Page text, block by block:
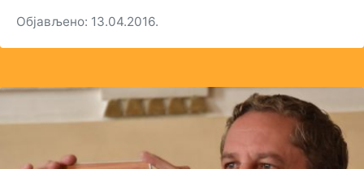
Објављено: 13.04.2016.